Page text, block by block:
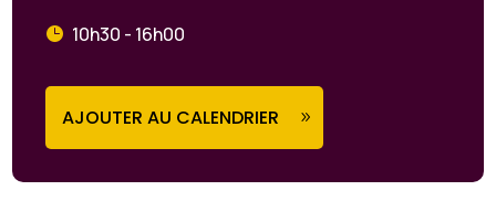
10h30 - 16h00
AJOUTER AU CALENDRIER